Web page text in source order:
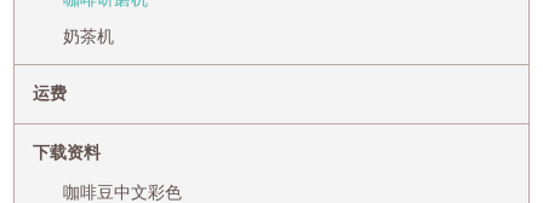
奶茶机
运费
下载资料
咖啡豆中文彩色